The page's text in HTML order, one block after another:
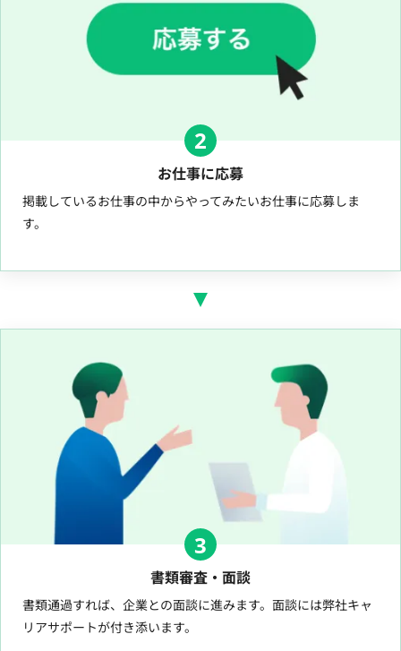
2
お仕事に応募
掲載しているお仕事の中からやってみたいお仕事に応募しま
す。
3
書類審査・面談
書類通過すれば、企業との面談に進みます。面談には弊社キャ
リアサポートが付き添います。